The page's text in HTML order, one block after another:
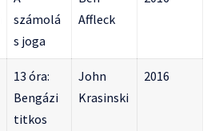
számolá
s joga
Affleck
13 óra:
Bengázi
titkos
John
Krasinski
2016